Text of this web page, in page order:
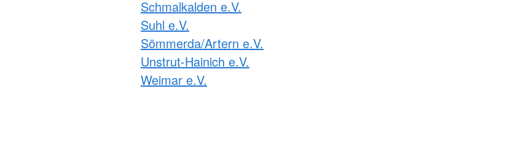
Schmalkalden e.V.
Suhl e.V.
Sömmerda/Artern e.V.
Unstrut-Hainich e.V.
Weimar e.V.